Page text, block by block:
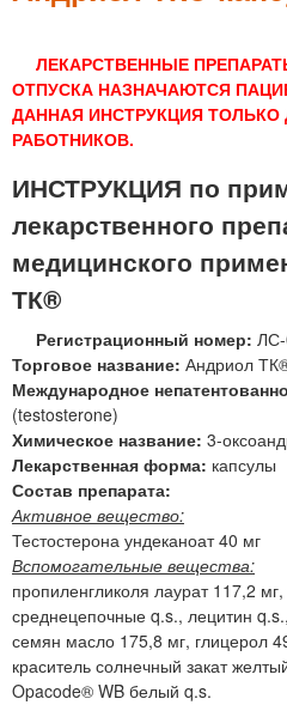
ЛЕКАРСТВЕННЫЕ
ОТПУСКА НАЗНАЧАЮТСЯ
ДАННАЯ ИНСТРУКЦИЯ
РАБОТНИКОВ.
ИНСТРУКЦИЯ по
лекарственного
медицинского
ТК®
Регистрационный номер: ЛС-
Торговое название: Андриол
Международное
(testosterone)
Химическое название: 3-
Лекарственная форма: капсулы
Состав препарата:
Активное вещество:
Тестостерона ундеканоат 40 мг
Вспомогательные вещества:
пропиленгликоля лаурат 117,2
среднецепочные q.s., лецитин
семян масло 175,8 мг, глицерол
краситель солнечный закат
Opacode® WB белый q.s.